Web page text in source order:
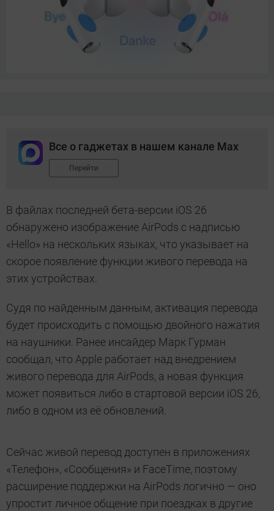
Все о гаджетах в нашем канале Max
Перейти
В файлах последней бета-версии iOS 26
обнаружено изображение AirPods с надписью
«Hello» на нескольких языках, что указывает на
скорое появление функции живого перевода на
этих устройствах.
Судя по найденным данным, активация перевода
будет происходить с помощью двойного нажатия
на наушники. Ранее инсайдер Марк Гурман
сообщал, что Apple работает над внедрением
живого перевода для AirPods, а новая функция
может появиться либо в стартовой версии iOS 26,
либо в одном из её обновлений.
Сейчас живой перевод доступен в приложениях
«Телефон», «Сообщения» и FaceTime, поэтому
расширение поддержки на AirPods логично — оно
упростит личное общение при поездках в другие